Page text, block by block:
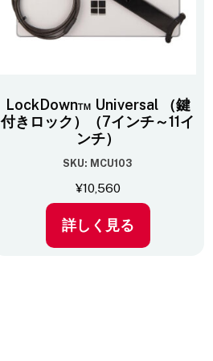
LockDown™ Universal （鍵
付きロック）（7インチ～11イ
ンチ）
SKU: MCU103
¥10,560
詳しく見る